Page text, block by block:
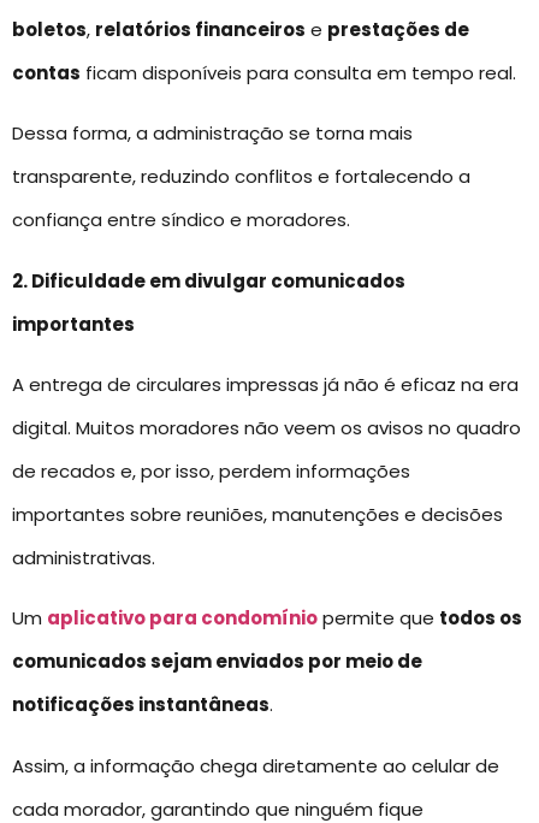
boletos, relatórios financeiros e prestações de
contas ficam disponíveis para consulta em tempo real.
Dessa forma, a administração se torna mais
transparente, reduzindo conflitos e fortalecendo a
confiança entre síndico e moradores.
2. Dificuldade em divulgar comunicados
importantes
A entrega de circulares impressas já não é eficaz na era
digital. Muitos moradores não veem os avisos no quadro
de recados e, por isso, perdem informações
importantes sobre reuniões, manutenções e decisões
administrativas.
Um aplicativo para condomíniopermite que todos os
comunicados sejam enviados por meio de
notificações instantâneas.
Assim, a informação chega diretamente ao celular de
cada morador, garantindo que ninguém fique